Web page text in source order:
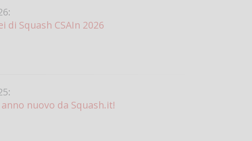
di Squash CSAIn 2026
nuovo da Squash.it!